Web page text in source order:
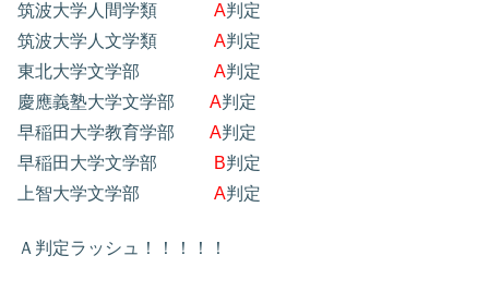
筑波大学人間学類 A判定
筑波大学人文学類 A判定
東北大学文学部 A判定
慶應義塾大学文学部 A判定
早稲田大学教育学部 A判定
早稲田大学文学部
B判定
上智大学文学部 A判定
Ａ判定ラッシュ！！！！！